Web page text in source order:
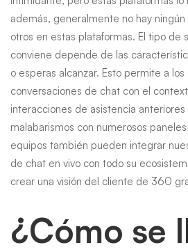
además, generalmente no hay
otros en estas plataformas. El tipo de
conviene depende de las
o esperas alcanzar. Esto permite a
conversaciones de chat con el
interacciones de asistencia
malabarismos con numerosos
equipos también pueden integrar
de chat en vivo con todo su
crear una visión del cliente de 360
¿Cómo se